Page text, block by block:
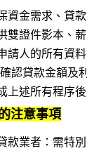
資金需求、貸
雙證件影本、
請人的所有資
認貸款金額及
上述所有程序
注意事項
款業者：需特